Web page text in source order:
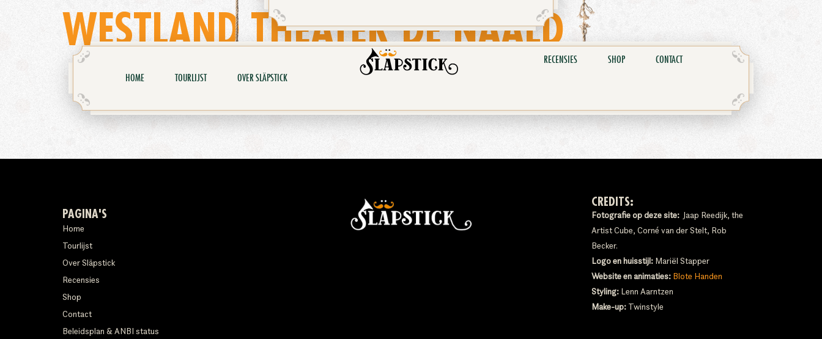
HOME TOURLIJST OVER SLÄPSTICK
RECENSIES SHOP CONTACT
WESTLAND THEATER DE NAALD
PAGINA'S
Home
Tourlijst
Over Släpstick
Recensies
Shop
Contact
Beleidsplan & ANBI status
CREDITS:
Fotografie op deze site: Jaap Reedijk, the
Artist Cube, Corné van der Stelt, Rob
Becker.
Logo en huisstijl: Mariël Stapper
Website en animaties: Blote Handen
Styling: Lenn Aarntzen
Make-up: Twinstyle